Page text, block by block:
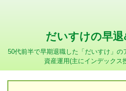
だいすけの早
50代前半で早期退職した「だいすけ」の
資産運用(主にインデックス